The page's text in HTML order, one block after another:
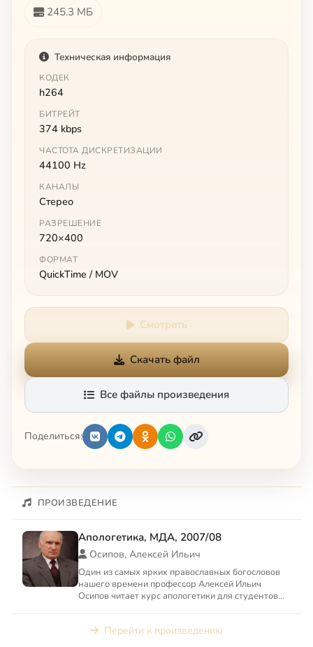
245.3 МБ
Техническая информация
КОДЕК
h264
БИТРЕЙТ
374 kbps
ЧАСТОТА ДИСКРЕТИЗАЦИИ
44100 Hz
КАНАЛЫ
Стерео
РАЗРЕШЕНИЕ
720×400
ФОРМАТ
QuickTime / MOV
Смотреть
Скачать файл
Все файлы произведения
Поделиться:
ПРОИЗВЕДЕНИЕ
Апологетика, МДА, 2007/08
Осипов, Алексей Ильич
Один из самых ярких православных богословов
нашего времени профессор Алексей Ильич
Осипов читает курс апологетики для студентов
Перейти к произведению